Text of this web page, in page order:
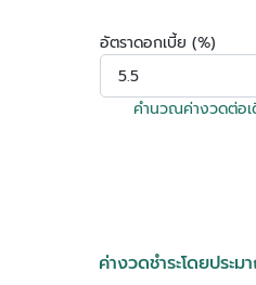
อัตราดอกเบี้ย (%)
คำนวณค่างวดต่อ
ค่างวดชำระโดยประ